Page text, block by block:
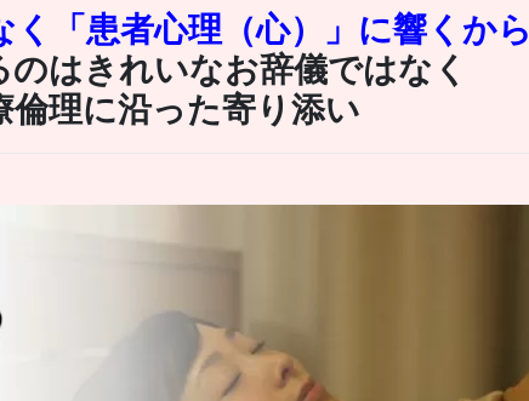
「患者心理（心）」に響くから
はきれいなお辞儀ではなく
倫理に沿った寄り添い